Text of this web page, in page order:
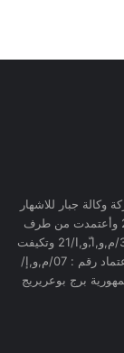
وكالة جبار للاشهار
الدعاية التجارية و الخدمات جادت, تأسست سنة 2013 وأعتمدت من طرف
وزارة الاتصال بتاريخ:11أفريل سنة 2021تحت رقم : 321/م,و,ا,ّو,ا/21 وتكيفت
مع قانون الاعلام 2023 بتاريخ : 16افريل سنة 2024 اعتماد رقم : 07/م,و,إ/